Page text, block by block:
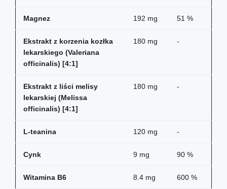
Magnez 192 mg 51 %
Ekstrakt z korzenia kozłka
lekarskiego (Valeriana
officinalis) [4:1]
180 mg -
Ekstrakt z liści melisy
lekarskiej (Melissa
officinalis) [4:1]
180 mg -
L-teanina 120 mg -
Cynk 9 mg 90 %
Witamina B6 8.4 mg 600 %